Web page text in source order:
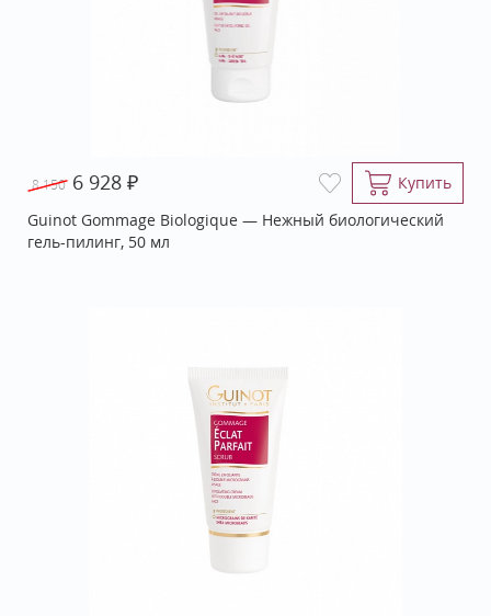
8 150 6 928 ₽
Купить
Guinot Gommage Biologique — Нежный биологический
гель-­пилинг, 50 мл